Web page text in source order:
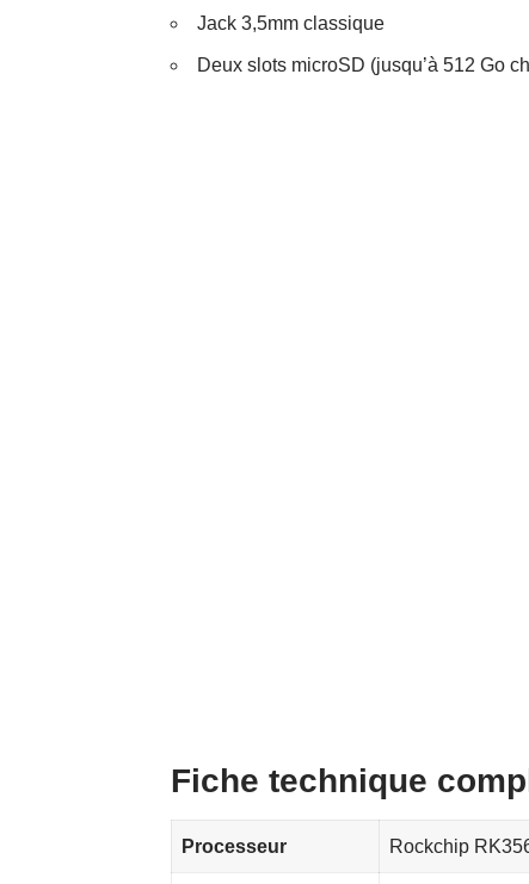
Jack 3,5mm classique
Deux slots microSD (jusqu’à 512 Go
Fiche technique
Processeur Rockchip